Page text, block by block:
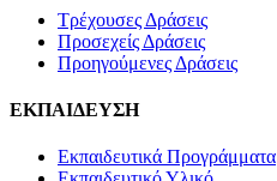
Τρέχουσες Δράσεις
Προσεχείς Δράσεις
Προηγούμενες Δράσεις
ΕΚΠΑΙΔΕΥΣΗ
Εκπαιδευτικά Προγράμματα